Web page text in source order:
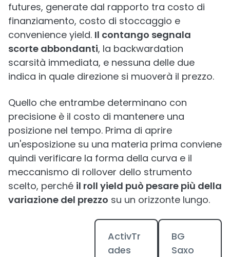
futures, generate dal rapporto tra costo di
finanziamento, costo di stoccaggio e
convenience yield. Il contango segnala
scorte abbondanti, la backwardation
scarsità immediata, e nessuna delle due
indica in quale direzione si muoverà il prezzo.
Quello che entrambe determinano con
precisione è il costo di mantenere una
posizione nel tempo. Prima di aprire
un'esposizione su una materia prima conviene
quindi verificare la forma della curva e il
meccanismo di rollover dello strumento
scelto, perché il roll yield può pesare più della
variazione del prezzo su un orizzonte lungo.
ActivTr
ades
BG
Saxo